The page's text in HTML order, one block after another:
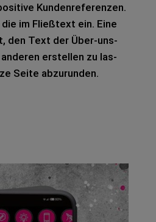
Kun­den­re­fe­ren­zen.
im Fließ­text ein. Eine
den Text der Über-uns-
erstel­len zu las­
Seite abzu­run­den.